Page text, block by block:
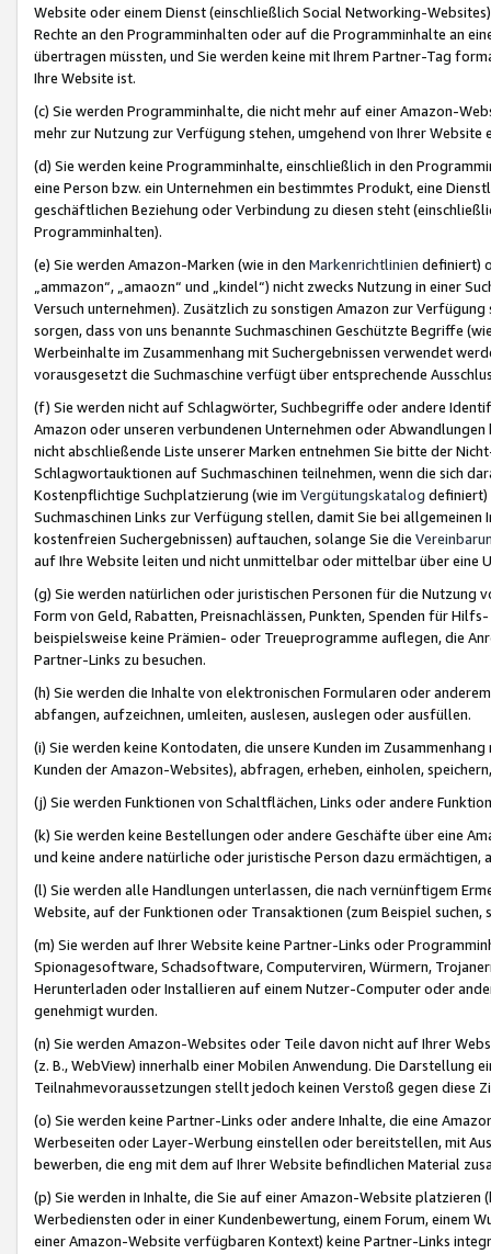
Website oder einem Dienst (einschließlich Social Networking-
Rechte an den Programminhalten oder auf die Programminhalte an
übertragen müssten, und Sie werden keine mit Ihrem Partner-Tag
Ihre Website ist.
(c) Sie werden Programminhalte, die nicht mehr auf einer Amazon-
mehr zur Nutzung zur Verfügung stehen, umgehend von Ihrer
(d) Sie werden keine Programminhalte, einschließlich in den
eine Person bzw. ein Unternehmen ein bestimmtes Produkt, eine
geschäftlichen Beziehung oder Verbindung zu diesen steht
Programminhalten).
(e) Sie werden Amazon-Marken (wie in den Markenrichtlinien definiert)
„ammazon“, „amaozn“ und „kindel“) nicht zwecks Nutzung in einer
Versuch unternehmen). Zusätzlich zu sonstigen Amazon zur
sorgen, dass von uns benannte Suchmaschinen Geschützte Begriffe
Werbeinhalte im Zusammenhang mit Suchergebnissen verwendet
vorausgesetzt die Suchmaschine verfügt über entsprechende
(f) Sie werden nicht auf Schlagwörter, Suchbegriffe oder andere
Amazon oder unseren verbundenen Unternehmen oder
nicht abschließende Liste unserer Marken entnehmen Sie bitte der
Schlagwortauktionen auf Suchmaschinen teilnehmen, wenn die sich
Kostenpflichtige Suchplatzierung (wie im Vergütungskatalog definiert)
Suchmaschinen Links zur Verfügung stellen, damit Sie bei
kostenfreien Suchergebnissen) auftauchen, solange Sie die
auf Ihre Website leiten und nicht unmittelbar oder mittelbar über eine
(g) Sie werden natürlichen oder juristischen Personen für die Nutzung
Form von Geld, Rabatten, Preisnachlässen, Punkten, Spenden für
beispielsweise keine Prämien- oder Treueprogramme auflegen, die
Partner-Links zu besuchen.
(h) Sie werden die Inhalte von elektronischen Formularen oder
abfangen, aufzeichnen, umleiten, auslesen, auslegen oder ausfüllen.
(i) Sie werden keine Kontodaten, die unsere Kunden im
Kunden der Amazon-Websites), abfragen, erheben, einholen,
(j) Sie werden Funktionen von Schaltflächen, Links oder andere
(k) Sie werden keine Bestellungen oder andere Geschäfte über eine
und keine andere natürliche oder juristische Person dazu
(l) Sie werden alle Handlungen unterlassen, die nach vernünftigem
Website, auf der Funktionen oder Transaktionen (zum Beispiel
(m) Sie werden auf Ihrer Website keine Partner-Links oder
Spionagesoftware, Schadsoftware, Computerviren, Würmern,
Herunterladen oder Installieren auf einem Nutzer-Computer oder
genehmigt wurden.
(n) Sie werden Amazon-Websites oder Teile davon nicht auf Ihrer
(z. B., WebView) innerhalb einer Mobilen Anwendung. Die Darstellung
Teilnahmevoraussetzungen stellt jedoch keinen Verstoß gegen diese
(o) Sie werden keine Partner-Links oder andere Inhalte, die eine
Werbeseiten oder Layer-Werbung einstellen oder bereitstellen, mit
bewerben, die eng mit dem auf Ihrer Website befindlichen Material
(p) Sie werden in Inhalte, die Sie auf einer Amazon-Website
Werbediensten oder in einer Kundenbewertung, einem Forum, einem
einer Amazon-Website verfügbaren Kontext) keine Partner-Links